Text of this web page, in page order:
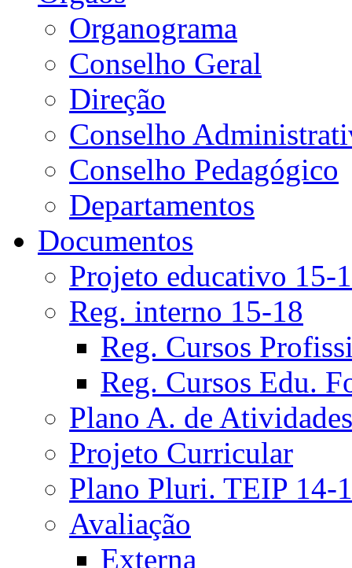
Organograma
Conselho Geral
Direção
Conselho
Conselho Pedagógico
Departamentos
Documentos
Projeto educativo 15-
Reg. interno 15-18
Reg. Cursos
Reg. Cursos Edu.
Plano A. de Atividades
Projeto Curricular
Plano Pluri. TEIP 14-
Avaliação
Externa